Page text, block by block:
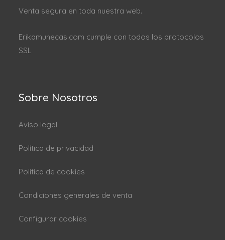
Venta segura en toda nuestra web.
Erikamunecas.com cumple con todos los protocolos
SSL
Sobre Nosotros
Aviso legal
Política de privacidad
Politica de cookies
Condiciones generales de venta
Configurar cookies